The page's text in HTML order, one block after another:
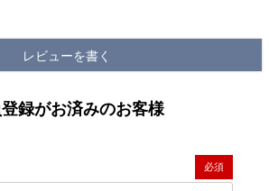
レビューを書く
録がお済みのお客様
(必須)